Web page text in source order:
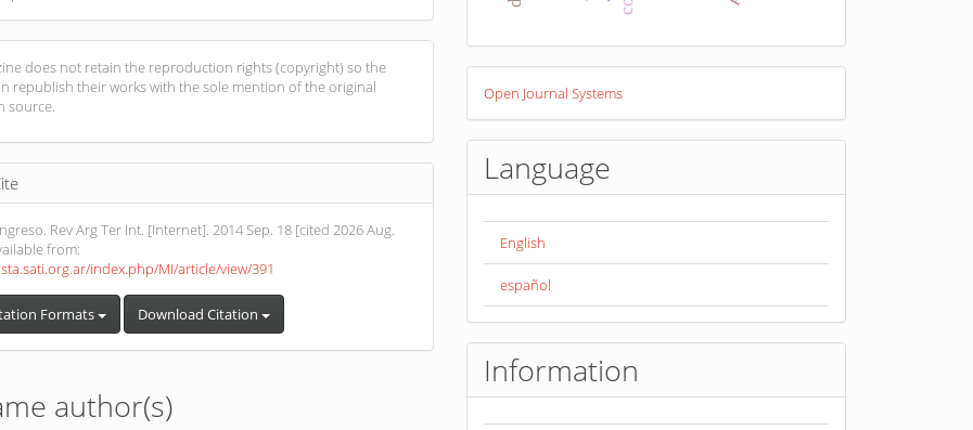
does not retain the reproduction rights (copyright) so the
republish their works with the sole mention of the original
source.
Rev Arg Ter Int. [Internet]. 2014 Sep. 18 [cited 2026 Aug.
from:
index.php/MI/article/view/391
Formats Download Citation
author(s)
Developed
ByOpen Journal Systems
Language
English
español
Information